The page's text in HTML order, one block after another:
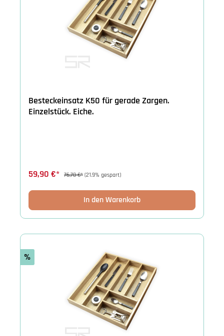
Besteckeinsatz K50 für gerade Zargen.
Einzelstück. Eiche.
59,90 €* 76,70 €* (21.9% gespart)
In den Warenkorb
%